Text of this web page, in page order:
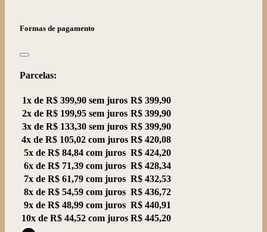
Formas de pagamento
Parcelas:
1x de R$ 399,90 sem juros R$ 399,90
2x de R$ 199,95 sem juros R$ 399,90
3x de R$ 133,30 sem juros R$ 399,90
4x de R$ 105,02 com juros R$ 420,08
5x de R$ 84,84 com juros R$ 424,20
6x de R$ 71,39 com juros R$ 428,34
7x de R$ 61,79 com juros R$ 432,53
8x de R$ 54,59 com juros R$ 436,72
9x de R$ 48,99 com juros R$ 440,91
10x de R$ 44,52 com juros R$ 445,20